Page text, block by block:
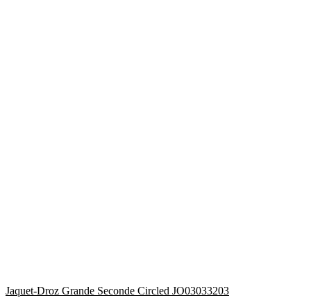
Jaquet-Droz Grande Seconde Circled JO03033203